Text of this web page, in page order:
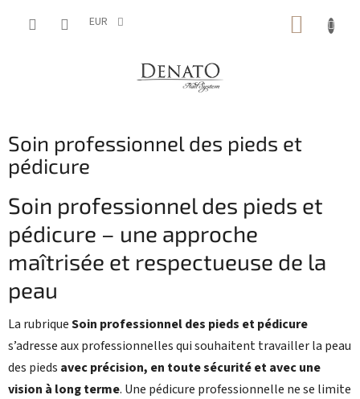
EUR
PANIER
Soin professionnel des pieds et
pédicure
Soin professionnel des pieds et
pédicure – une approche
maîtrisée et respectueuse de la
peau
La rubriqueSoin professionnel des pieds et pédicure
s’adresse aux professionnelles qui souhaitent travailler la peau
des pieds avec précision, en toute sécurité et avec une
vision à long terme. Une pédicure professionnelle ne se limite